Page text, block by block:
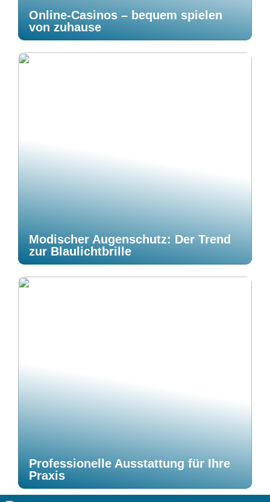
Online-Casinos – bequem spielen
von zuhause
Modischer Augenschutz: Der Trend
zur Blaulichtbrille
Professionelle Ausstattung für Ihre
Praxis